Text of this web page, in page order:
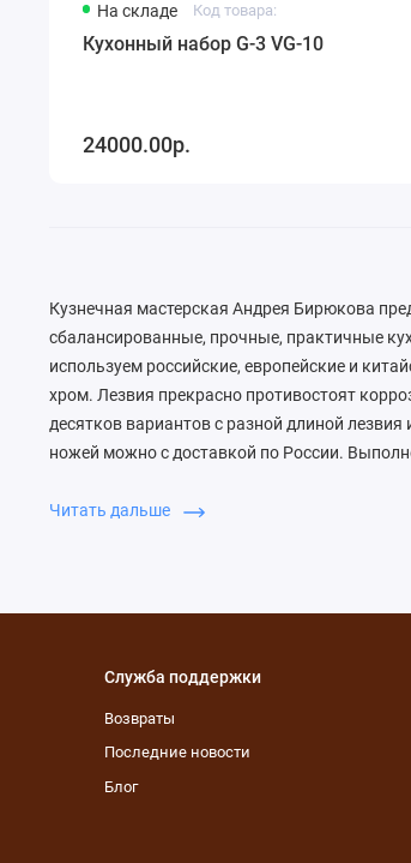
На складе Код товара:
Кухонный набор G-3 VG-10
24000.00р.
Кузнечная мастерская Андрея Бирюкова
сбалансированные, прочные, практичные
используем российские, европейские и
хром. Лезвия прекрасно противостоят
десятков вариантов с разной длиной
ножей можно с доставкой по России.
выполняются из инновационных
Читать дальше
Служба поддержки
Возвраты
Последние новости
Блог